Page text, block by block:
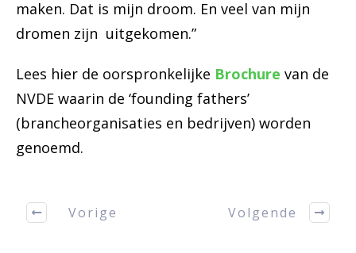
maken. Dat is mijn droom. En veel van mijn
dromen zijn uitgekomen.”
Lees hier de oorspronkelijke Brochure van de
NVDE waarin de ‘founding fathers’
(brancheorganisaties en bedrijven) worden
genoemd.
Vorige Volgende